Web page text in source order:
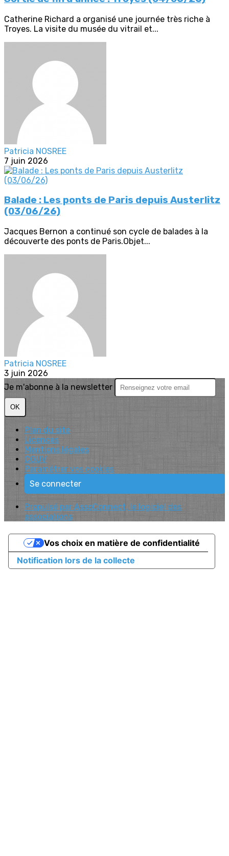
Catherine Richard a organisé une journée très riche à
Troyes. La visite du musée du vitrail et...
Patricia NOSREE
7 juin 2026
Balade : Les ponts de Paris depuis Austerlitz
(03/06/26)
Jacques Bernon a continué son cycle de balades à la
découverte des ponts de Paris.Objet...
Patricia NOSREE
3 juin 2026
Je m'abonne à la newsletter
OK
Plan du site
Licences
Mentions légales
CGUV
Paramétrer vos cookies
Se connecter
Propulsé par AssoConnect, le logiciel des
associations
Notification lors de la collecte
Vos choix en matière de confidentialité